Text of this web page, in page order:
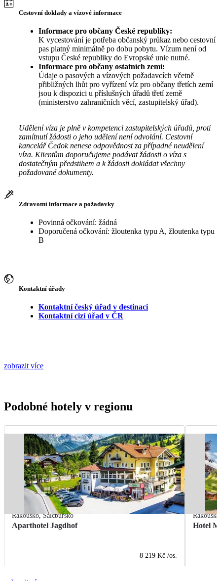
Cestovní doklady a vízové informace
Informace pro občany České republiky:
K vycestování je potřeba občanský průkaz nebo cestovní
pas platný minimálně po dobu pobytu. Vízum není od
vstupu České republiky do Evropské unie nutné.
Informace pro občany ostatních zemí:
Údaje o pasových a vízových požadavcích včetně
přibližných lhůt pro vyřízení víz pro občany třetích zemí
jsou k dispozici u příslušných úřadů třetí země
(ministerstvo zahraničních věcí, zastupitelský úřad).
Udělení víza je plně v kompetenci zastupitelských úřadů, proti
zamítnutí žádosti o jeho udělení není odvolání. Cestovní
kancelář Čedok nenese odpovědnost za případné neudělení
víza. Klientům doporučujeme podávat žádosti o víza s
dostatečným předstihem a k žádosti dokládat všechny
požadované dokumenty.
Zdravotní informace a požadavky
Povinná očkování: žádná
Doporučená očkování: žloutenka typu A, žloutenka typu
B
Kontaktní úřady
Kontaktní český úřad v destinaci
Kontaktní cizí úřad v ČR
zobrazit více
Podobné hotely v regionu
Rakousko,Salcbursko
Aparthotel Jagdhof
8 219 Kč /os.
Rakousko
Hotel